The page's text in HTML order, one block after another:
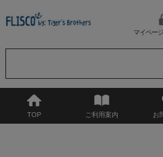
マイペー
TOP ご利用案内 お